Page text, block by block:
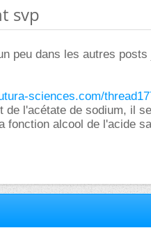
svp
peu dans les autres
sciences.com/
de l'acétate de sodium, il
fonction alcool de l'acide